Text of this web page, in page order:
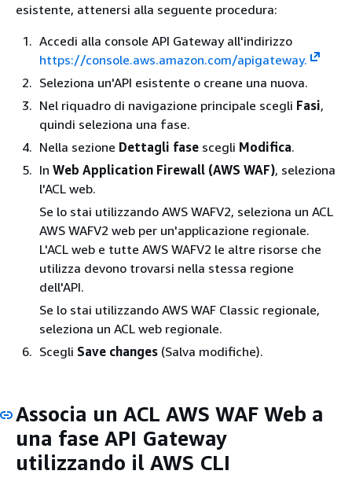
esistente, attenersi alla seguente procedura:
Accedi alla console API Gateway all'indirizzo
https://console.aws.amazon.com/apigateway.
Seleziona un'API esistente o creane una nuova.
Nel riquadro di navigazione principale scegli Fasi,
quindi seleziona una fase.
Nella sezione Dettagli fase scegli Modifica.
In Web Application Firewall (AWS WAF), seleziona
l'ACL web.
Se lo stai utilizzando AWS WAFV2, seleziona un ACL
AWS WAFV2 web per un'applicazione regionale.
L'ACL web e tutte AWS WAFV2 le altre risorse che
utilizza devono trovarsi nella stessa regione
dell'API.
Se lo stai utilizzando AWS WAF Classic regionale,
seleziona un ACL web regionale.
Scegli Save changes (Salva modifiche).
Associa un ACL AWS WAF Web a
una fase API Gateway
utilizzando il AWS CLI